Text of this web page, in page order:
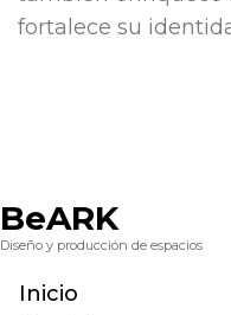
fortalece su
BeARK
Diseño y producción de espacios
Inicio